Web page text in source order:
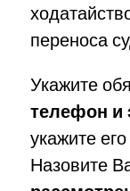
переноса
Укажите
телефон и
укажите
Назовите